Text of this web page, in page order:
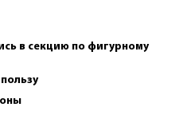
в секцию по фигурному